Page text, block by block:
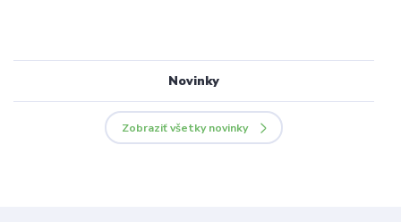
Novinky
Zobraziť všetky novinky